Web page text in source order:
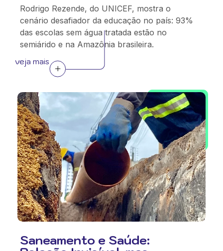
Rodrigo Rezende, do UNICEF, mostra o
cenário desafiador da educação no país: 93%
das escolas sem água tratada estão no
semiárido e na Amazônia brasileira.
veja mais
Saneamento e Saúde: